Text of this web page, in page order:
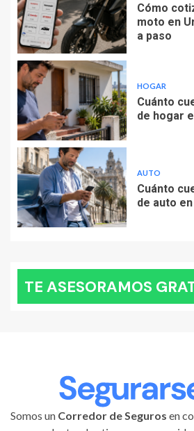
Cómo
moto en
a paso
HOGAR
Cuánto
de hogar
AUTO
Cuánto
de auto
TE ASESORAMOS
Somos un Corredor de Seguros en